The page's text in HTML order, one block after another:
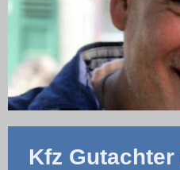
Kfz Gutachter